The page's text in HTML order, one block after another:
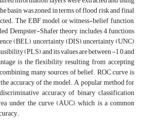
basin was zoned in terms of flood risk and final
The EBF model or witness-belief function,
Dempster-Shafer theory, includes 4 functions
(BEL), uncertainty (DIS), uncertainty (UNC)
(PLS), and its values are between -1 0 and
is the flexibility resulting from accepting
many sources of belief. ROC curve is
accuracy of the model. A popular method for
accuracy of binary classification
under the curve (AUC), which is a common